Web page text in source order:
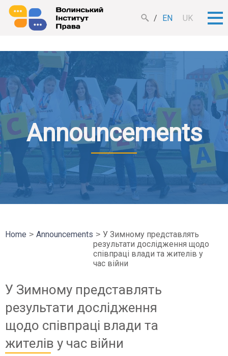
EN UK
Announcements
Home Announcements
У Зимному представлять
результати дослідження щодо
співпраці влади та жителів у
час війни
У Зимному представлять
результати дослідження
щодо співпраці влади та
жителів у час війни